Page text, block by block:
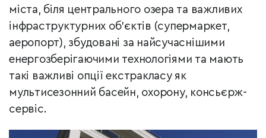
міста, біля центрального озера та важливих
інфраструктурних об’єктів (супермаркет,
аеропорт), збудовані за найсучаснішими
енергозберігаючими технологіями та мають
такі важливі опції екстракласу як
мультисезонний басейн, охорону, консьєрж-
сервіс.